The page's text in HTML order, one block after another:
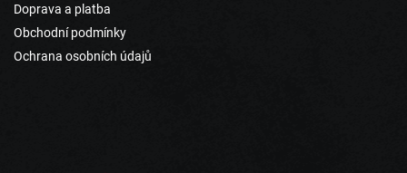
Doprava a platba
Obchodní podmínky
Ochrana osobních údajů